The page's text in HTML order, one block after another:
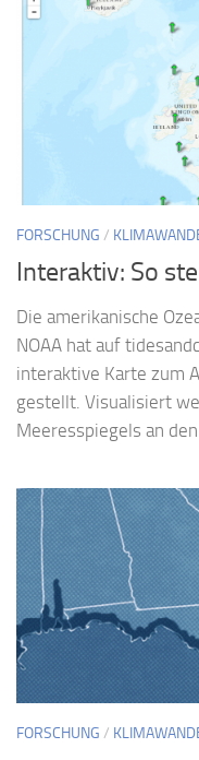
FORSCHUNG /
Interaktiv: So
Die amerikanische
NOAA hat auf
interaktive Karte zum
gestellt. Visualisiert
Meeresspiegels an
FORSCHUNG /